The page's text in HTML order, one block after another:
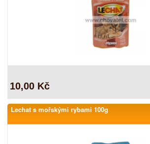
10,00 Kč
Lechat s mořskými rybami 100g